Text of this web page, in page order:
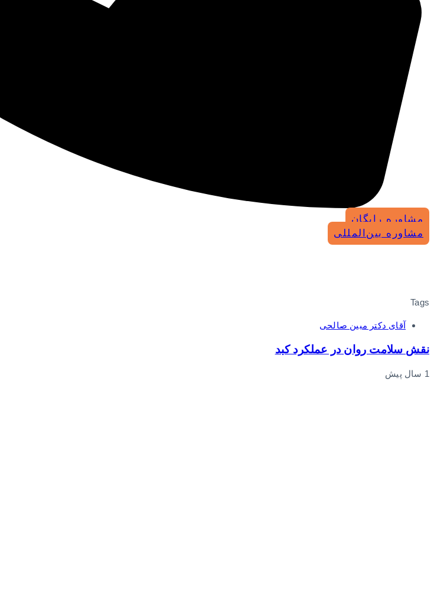
مشاوره رایگان
مشاوره بین‌المللی
Tags
آقای دکتر مبین صالحی
نقش سلامت روان در عملکرد کبد
1 سال پیش